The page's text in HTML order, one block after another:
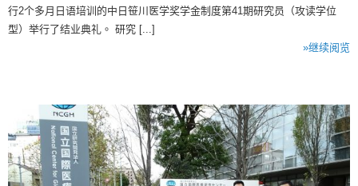
行2个多月日语培训的中日笹川医学奖学金制度第41期研究员（攻读学位
型）举行了结业典礼。 研究 [...]
»继续阅览